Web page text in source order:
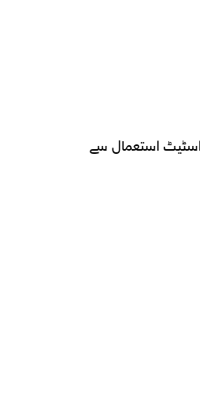
اسٹیٹ استعمال سے